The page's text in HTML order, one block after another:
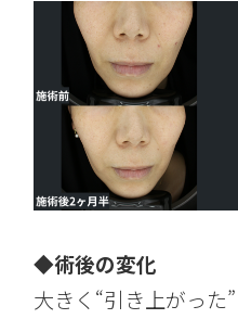
◆術後の変化
大きく“引き上がった